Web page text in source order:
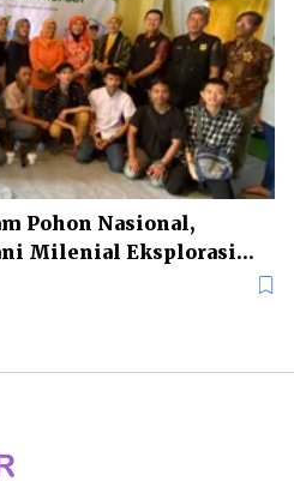
Pohon Nasional,
Milenial Eksplorasi